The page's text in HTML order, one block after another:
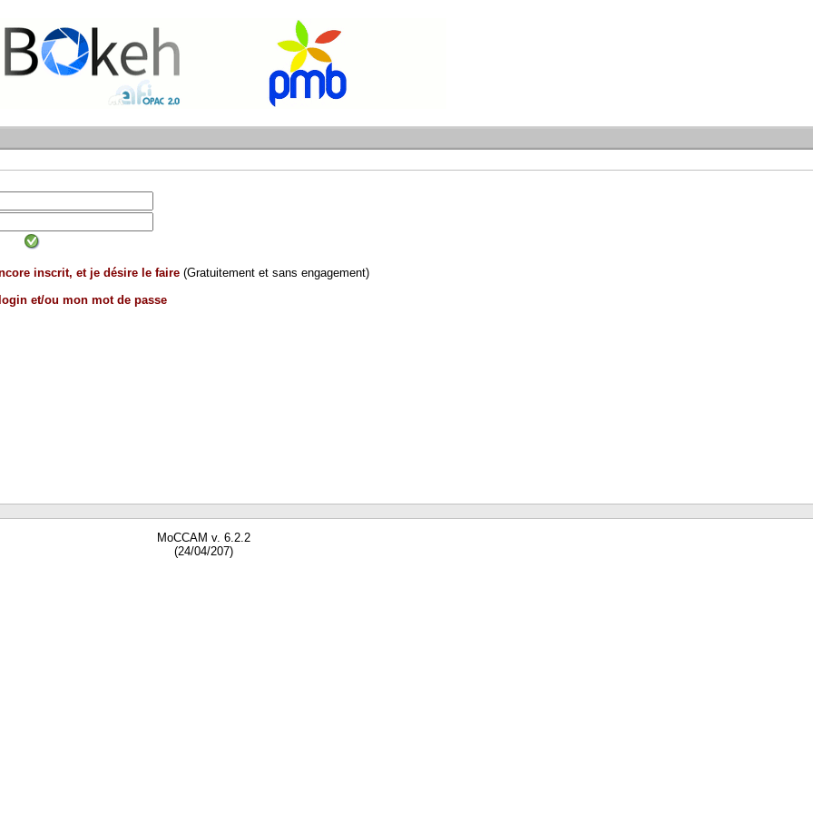
inscrit, et je désire le faire (Gratuitement et sans engagement)
et/ou mon mot de passe
MoCCAM v. 6.2.2
(24/04/207)